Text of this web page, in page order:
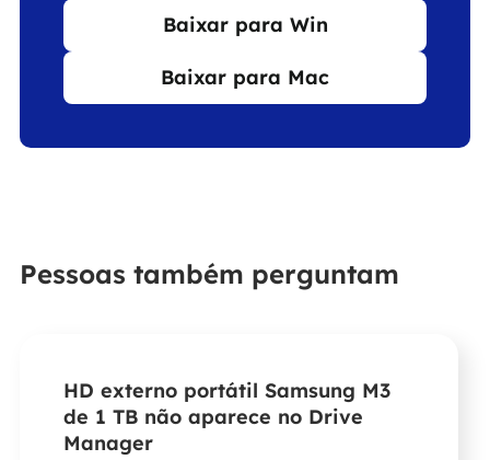
Baixar para Win
Baixar para Mac
Pessoas também perguntam
HD externo portátil Samsung M3
de 1 TB não aparece no Drive
Manager